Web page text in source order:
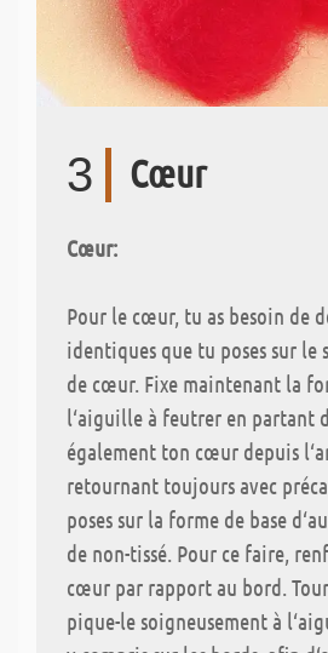
3 Cœur
Cœur:
Pour le cœur, tu as besoin de
identiques que tu poses sur le
de cœur. Fixe maintenant la
l‘aiguille à feutrer en partant
également ton cœur depuis
retournant toujours avec
poses sur la forme de base
de non-tissé. Pour ce faire,
cœur par rapport au bord.
pique-le soigneusement à